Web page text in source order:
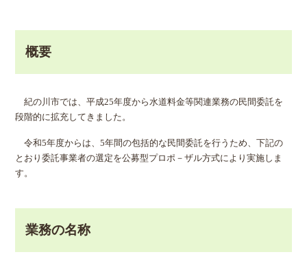
概要
紀の川市では、平成25年度から水道料金等関連業務の民間委託を
段階的に拡充してきました。
令和5年度からは、5年間の包括的な民間委託を行うため、下記の
とおり委託事業者の選定を公募型プロポ－ザル方式により実施しま
す。
業務の名称